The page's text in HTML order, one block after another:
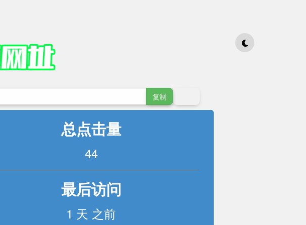
复制
总点击量
44
最后访问
1 天 之前